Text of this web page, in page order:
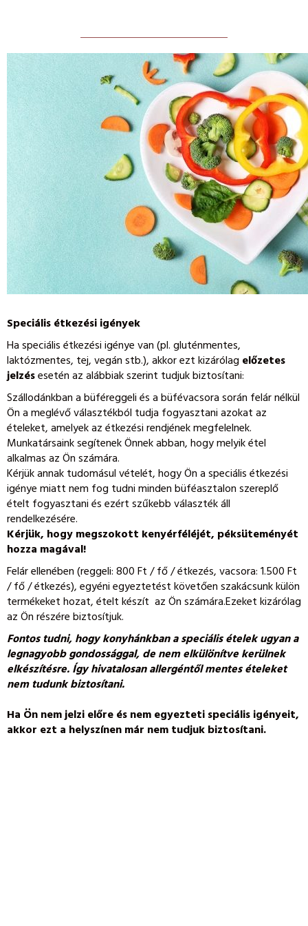
Speciális étkezési igények
Ha speciális étkezési igénye van (pl. gluténmentes,
laktózmentes, tej, vegán stb.), akkor ezt kizárólag előzetes
jelzésesetén az alábbiak szerint tudjuk biztosítani:
Szállodánkban a büféreggeli és a büfévacsora során felár nélkül
Ön a meglévő választékból tudja fogyasztani azokat az
ételeket, amelyek az étkezési rendjének megfelelnek.
Munkatársaink segítenek Önnek abban, hogy melyik étel
alkalmas az Ön számára.
Kérjük annak tudomásul vételét, hogy Ön a speciális étkezési
igénye miatt nem fog tudni minden büféasztalon szereplő
ételt fogyasztani és ezért szűkebb választék áll
rendelkezésére.
Kérjük, hogy megszokott kenyérféléjét, péksüteményét
hozza magával!
Felár ellenében (reggeli: 800 Ft / fő / étkezés, vacsora: 1.500 Ft
/ fő / étkezés), egyéni egyeztetést követően szakácsunk külön
termékeket hozat, ételt készít az Ön számára.Ezeket kizárólag
az Ön részére biztosítjuk.
Fontos tudni, hogy konyhánkban a speciális ételek ugyan a
legnagyobb gondossággal, de nem elkülönítve kerülnek
elkészítésre. Így hivatalosan allergéntől mentes ételeket
nem tudunk biztosítani.
Ha Ön nem jelzi előre és nem egyezteti speciális igényeit,
akkor ezt a helyszínen már nem tudjuk biztosítani.